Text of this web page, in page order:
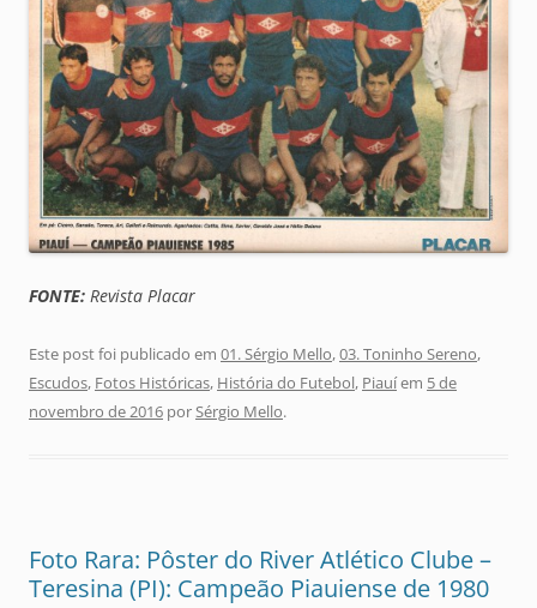
FONTE: Revista Placar
Este post foi publicado em 01. Sérgio Mello,03. Toninho Sereno,
Escudos, Fotos Históricas, História do Futebol, Piauíem 5 de
novembro de 2016 porSérgio Mello.
Foto Rara: Pôster do River Atlético Clube –
Teresina (PI): Campeão Piauiense de 1980